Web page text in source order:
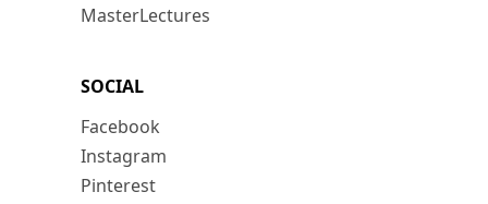
MasterLectures
SOCIAL
Facebook
Instagram
Pinterest